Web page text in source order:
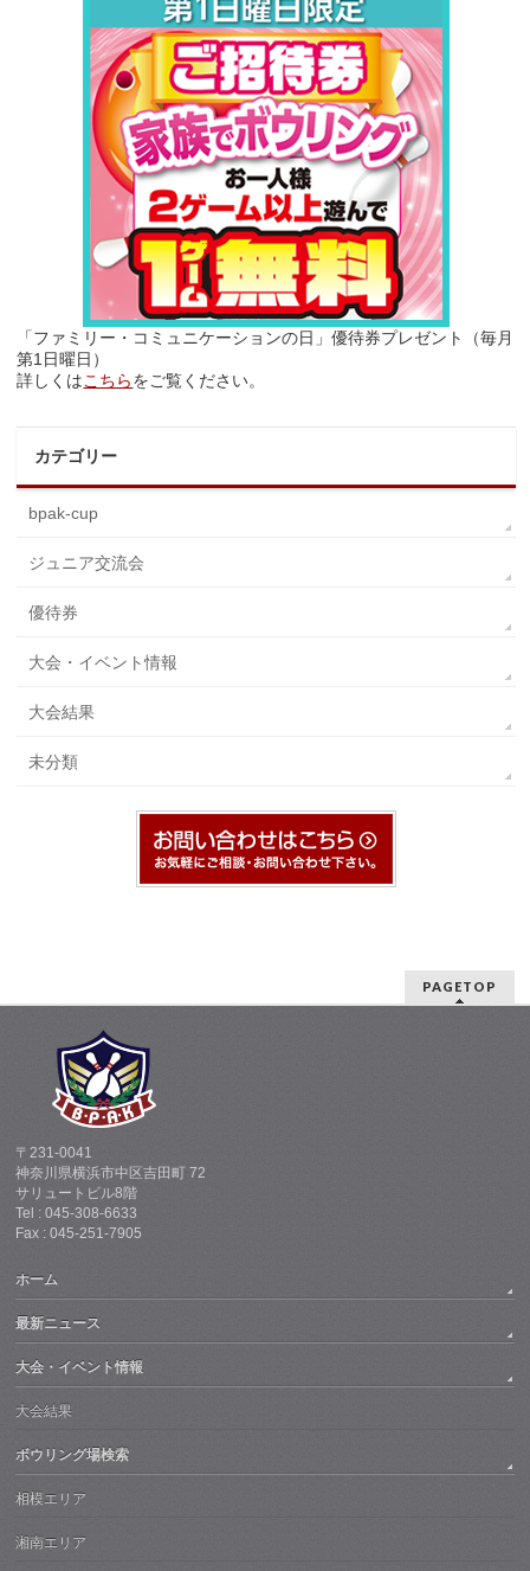
「ファミリー・コミュニケーションの日」優待券プレゼント（毎月
第1日曜日）
詳しくはこちらをご覧ください。
カテゴリー
bpak-cup
ジュニア交流会
優待券
大会・イベント情報
大会結果
未分類
PAGETOP
〒231-0041
神奈川県横浜市中区吉田町 72
サリュートビル8階
Tel : 045-308-6633
Fax : 045-251-7905
ホーム
最新ニュース
大会・イベント情報
大会結果
ボウリング場検索
相模エリア
湘南エリア